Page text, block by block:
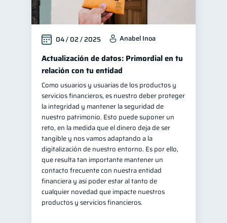
04 / 02 / 2025 Anabel Inoa
Actualización de datos: Primordial en tu
relación con tu entidad
Como usuarios y usuarias de los productos y
servicios financieros, es nuestro deber proteger
la integridad y mantener la seguridad de
nuestro patrimonio. Esto puede suponer un
reto, en la medida que el dinero deja de ser
tangible y nos vamos adaptando a la
digitalización de nuestro entorno. Es por ello,
que resulta tan importante mantener un
contacto frecuente con nuestra entidad
financiera y así poder estar al tanto de
cualquier novedad que impacte nuestros
productos y servicios financieros.